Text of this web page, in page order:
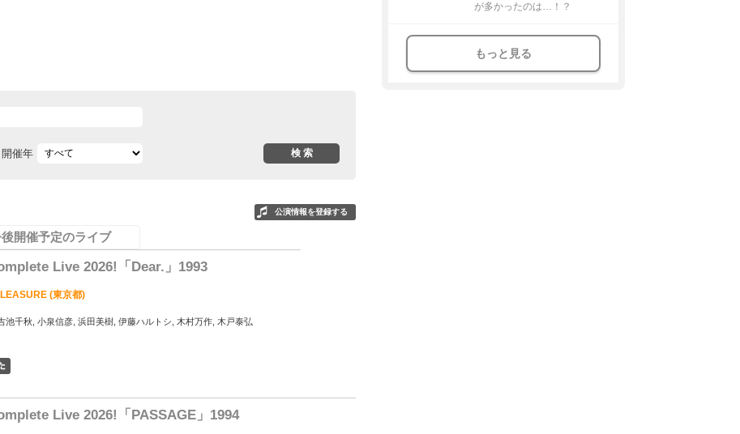
開催年
公演情報を登録する
開催予定のライブ
Live 2026!「Dear.」1993
(東京都)
池千秋, 小泉信彦, 浜田美樹, 伊藤ハルトシ, 木村万作, 木戸泰弘
Live 2026!「PASSAGE」1994
が多かったのは…！？
もっと見る